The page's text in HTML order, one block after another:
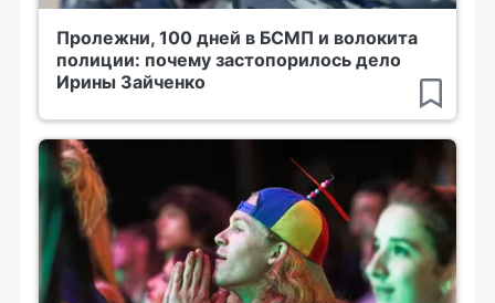
Пролежни, 100 дней в БСМП и волокита
полиции: почему застопорилось дело
Ирины Зайченко